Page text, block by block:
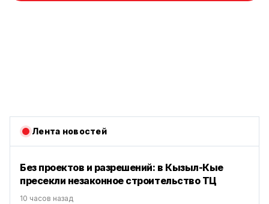
Лента новостей
Без проектов и разрешений: в Кызыл-Кые
пресекли незаконное строительство ТЦ
10 часов назад